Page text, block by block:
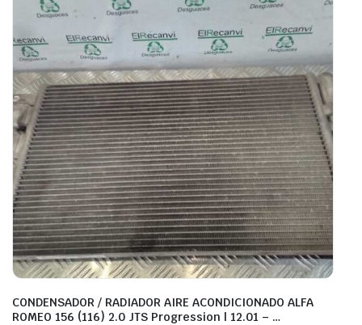
CONDENSADOR / RADIADOR AIRE ACONDICIONADO ALFA
ROMEO 156 (116) 2.0 JTS Progression | 12.01 – …